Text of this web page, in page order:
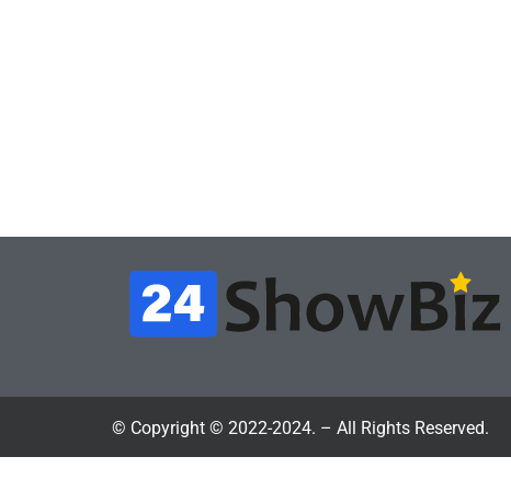
© Copyright © 2022-2024. – All Rights Reserved.